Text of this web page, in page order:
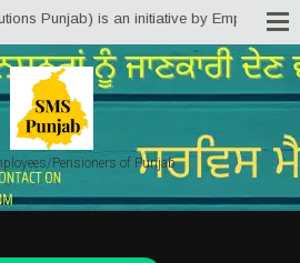
Punjab) is an initiative by Employees/
Pensioners of Punjab